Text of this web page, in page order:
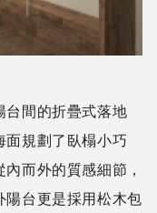
台間的折疊式落地
規劃了臥榻小巧
而外的質感細節，
台更是採用松木包